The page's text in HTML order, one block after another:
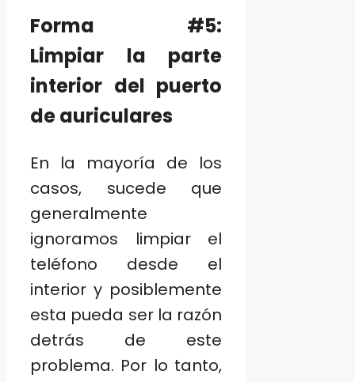
Forma #5:
Limpiar la parte
interior del puerto
de auriculares
En la mayoría de los
casos, sucede que
generalmente
ignoramos limpiar el
teléfono desde el
interior y posiblemente
esta pueda ser la razón
detrás de este
problema. Por lo tanto,